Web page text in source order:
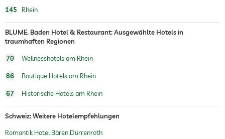
145 Rhein
BLUME. Baden Hotel & Restaurant: Ausgewählte Hotels in
traumhaften Regionen
70 Wellnesshotels am Rhein
86 Boutique Hotels am Rhein
67 Historische Hotels am Rhein
Schweiz: Weitere Hotelempfehlungen
Romantik Hotel Bären Dürrenroth